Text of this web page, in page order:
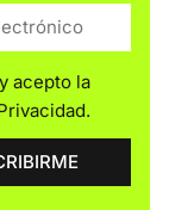
acepto la
.